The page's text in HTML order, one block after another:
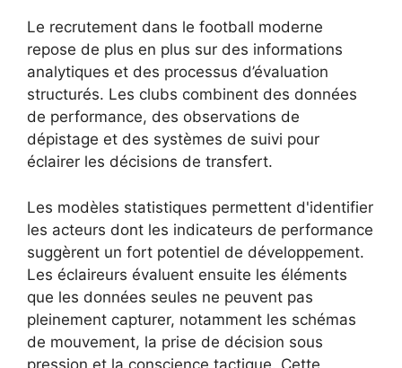
Le recrutement dans le football moderne
repose de plus en plus sur des informations
analytiques et des processus d’évaluation
structurés. Les clubs combinent des données
de performance, des observations de
dépistage et des systèmes de suivi pour
éclairer les décisions de transfert.
Les modèles statistiques permettent d'identifier
les acteurs dont les indicateurs de performance
suggèrent un fort potentiel de développement.
Les éclaireurs évaluent ensuite les éléments
que les données seules ne peuvent pas
pleinement capturer, notamment les schémas
de mouvement, la prise de décision sous
pression et la conscience tactique. Cette